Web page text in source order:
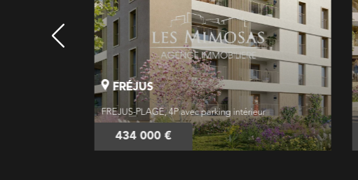
FRÉJUS
FREJUS-PLAGE, 4P avec parking intérieur
434 000 €